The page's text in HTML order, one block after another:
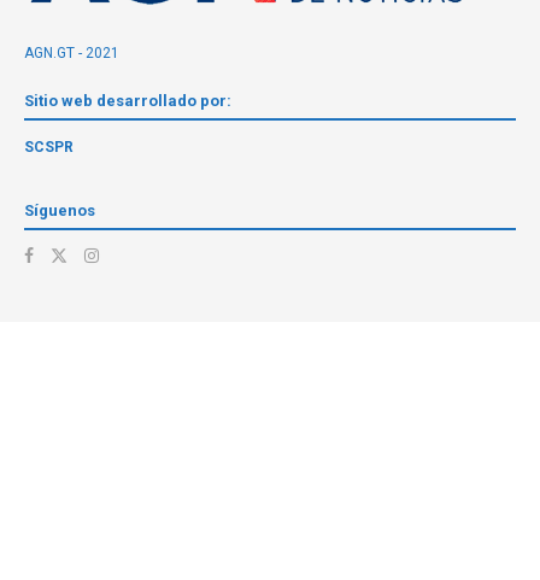
AGN.GT - 2021
Sitio web desarrollado por:
SCSPR
Síguenos